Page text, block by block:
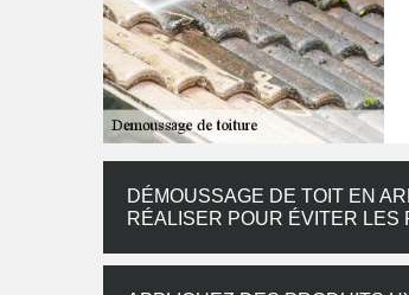
DÉMOUSSAGE DE TOIT EN
RÉALISER POUR ÉVITER LES